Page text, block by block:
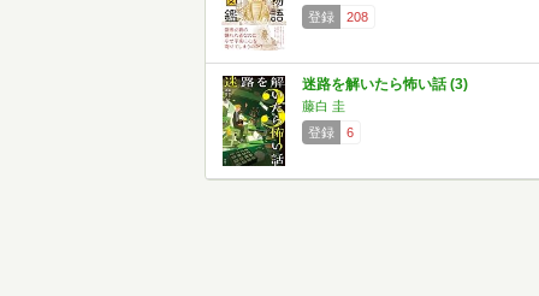
登録
208
迷路を解いたら怖い話 (3)
藤白 圭
登録
6